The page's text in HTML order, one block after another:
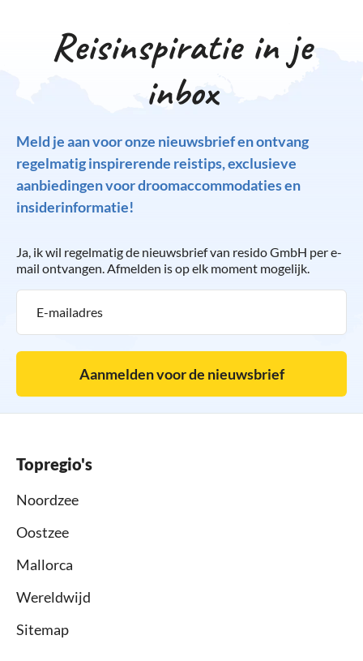
Reisinspiratie in je
inbox
Meld je aan voor onze nieuwsbrief en ontvang
regelmatig inspirerende reistips, exclusieve
aanbiedingen voor droomaccommodaties en
insiderinformatie!
Ja, ik wil regelmatig de nieuwsbrief van resido GmbH per e-
mail ontvangen. Afmelden is op elk moment mogelijk.
Aanmelden voor de nieuwsbrief
Topregio's
Noordzee
Oostzee
Mallorca
Wereldwijd
Sitemap